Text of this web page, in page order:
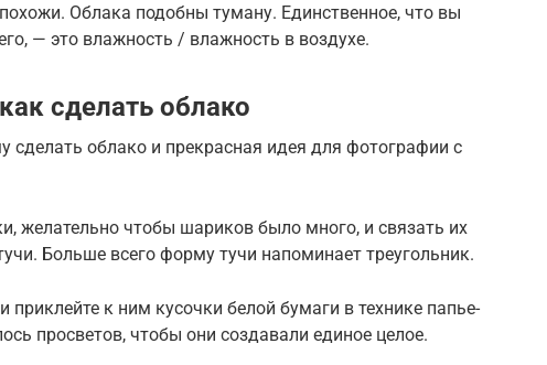
Облака подобны туману. Единственное, что вы
— это влажность / влажность в воздухе.
сделать облако
сделать облако и прекрасная идея для фотографии с
желательно чтобы шариков было много, и связать их
Больше всего форму тучи напоминает треугольник.
к ним кусочки белой бумаги в технике папье-
просветов, чтобы они создавали единое целое.